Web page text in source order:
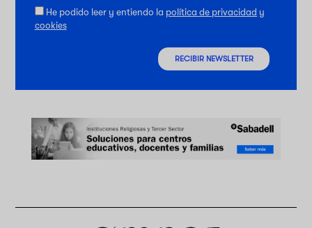
He podido leer y entiendo la política de privacidad y
cookies
RECIBIR NEWSLETTER